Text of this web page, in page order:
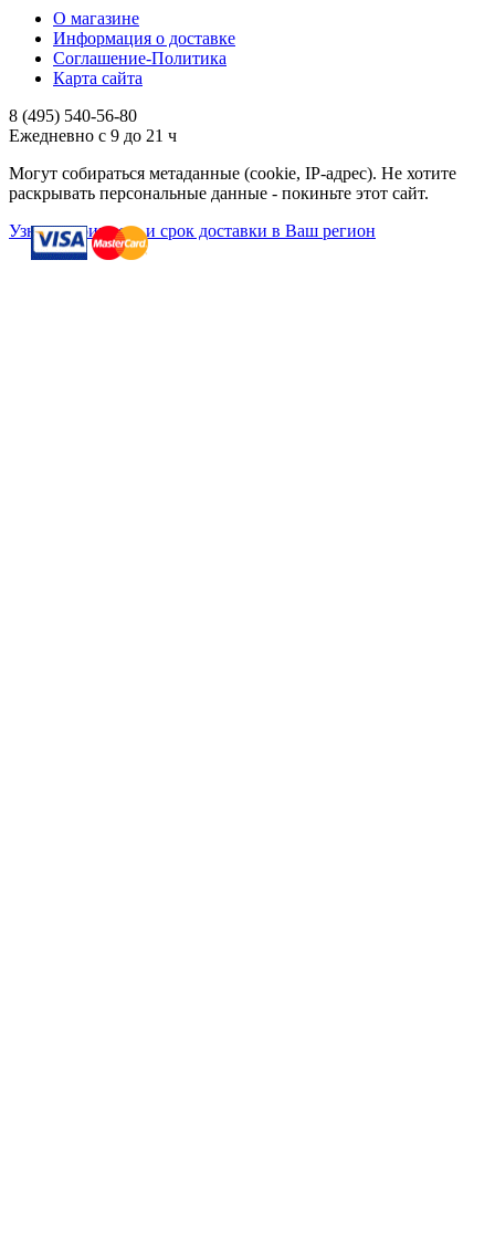
О магазине
Информация о доставке
Соглашение-Политика
Карта сайта
8 (495) 540-56-80
Ежедневно с 9 до 21 ч
Могут собираться метаданные (cookie, IP-адрес). Не хотите
раскрывать персональные данные - покиньте этот сайт.
Узнать стоимость и срок доставки в Ваш регион